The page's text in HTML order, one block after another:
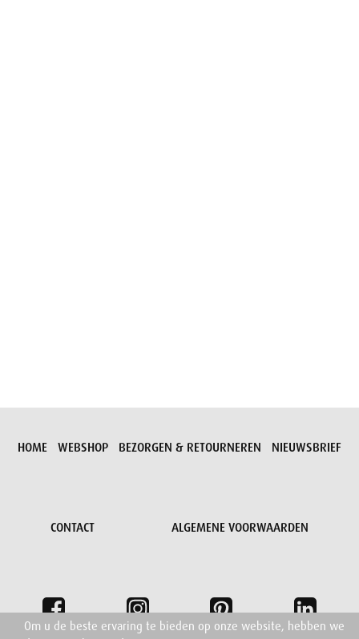
HOME WEBSHOP BEZORGEN & RETOURNEREN NIEUWSBRIEF
CONTACT ALGEMENE VOORWAARDEN
Om u de beste ervaring te bieden op onze website, hebben we